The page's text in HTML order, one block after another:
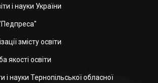
і науки України
змісту освіти
якості освіти
і науки Тернопільської обласної